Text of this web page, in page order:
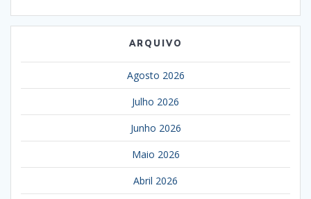
ARQUIVO
Agosto 2026
Julho 2026
Junho 2026
Maio 2026
Abril 2026